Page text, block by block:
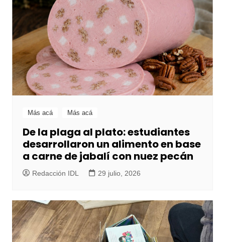
Más acá Más acá
De la plaga al plato: estudiantes
desarrollaron un alimento en base
a carne de jabalí con nuez pecán
Redacción IDL 29 julio, 2026